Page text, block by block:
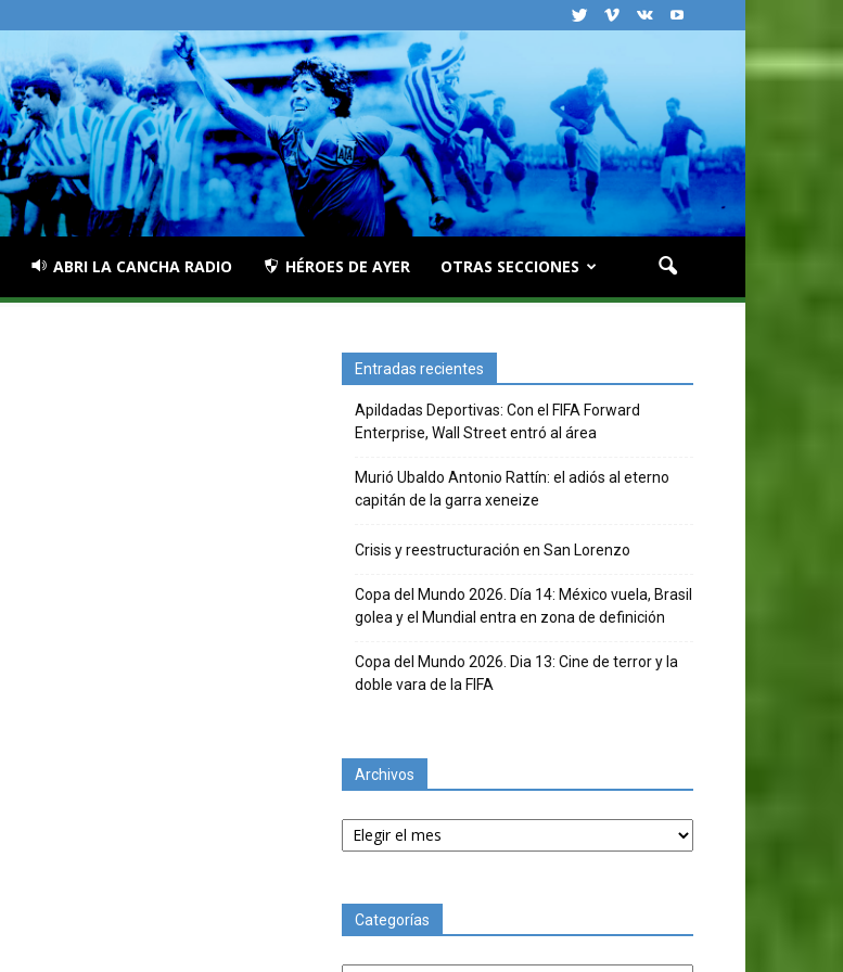
ABRI LA CANCHA RADIO HÉROES DE AYER OTRAS SECCIONES
Entradas recientes
Apildadas Deportivas: Con el FIFA Forward
Enterprise, Wall Street entró al área
Murió Ubaldo Antonio Rattín: el adiós al eterno
capitán de la garra xeneize
Crisis y reestructuración en San Lorenzo
Copa del Mundo 2026. Día 14: México vuela, Brasil
golea y el Mundial entra en zona de definición
Copa del Mundo 2026. Dia 13: Cine de terror y la
doble vara de la FIFA
Archivos
Archivos
Categorías
Categorías